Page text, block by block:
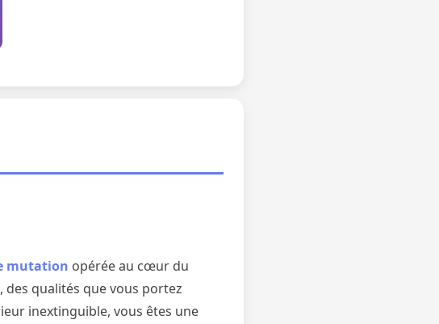
mutation opérée au cœur du
des qualités que vous portez
inextinguible, vous êtes une